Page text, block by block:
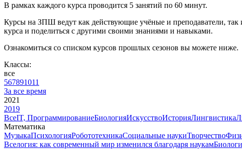
В рамках каждого курса проводится 5 занятий по 60 минут.
Курсы на ЗПШ ведут как действующие учёные и преподаватели, так
курса и поделиться с другими своими знаниями и навыками.
Ознакомиться со списком курсов прошлых сезонов вы можете ниже.
Классы:
все
567891011
За все время
2021
2019
ВсеIT, ПрограммированиеБиологияИскусствоИсторияЛингвистика
Математика
МузыкаПсихологияРобототехникаСоциальные наукиТворчество
Вселогия: как современный мир изменился благодаря наукам